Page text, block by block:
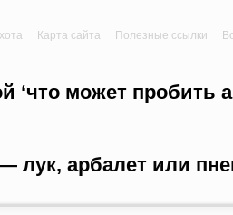
Карта сайта Полезные ссылки
‘что может пробить
лук, арбалет или